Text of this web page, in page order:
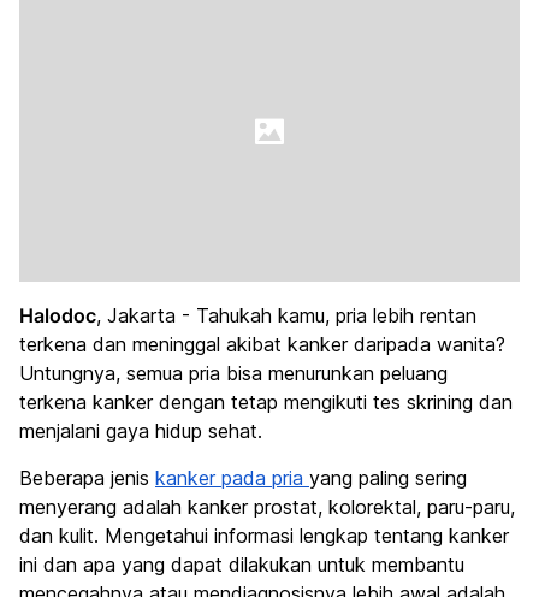
Halodoc, Jakarta - Tahukah kamu, pria lebih rentan
terkena dan meninggal akibat kanker daripada wanita?
Untungnya, semua pria bisa menurunkan peluang
terkena kanker dengan tetap mengikuti tes skrining dan
menjalani gaya hidup sehat.
Beberapa jenis kanker pada pria yang paling sering
menyerang adalah kanker prostat, kolorektal, paru-paru,
dan kulit. Mengetahui informasi lengkap tentang kanker
ini dan apa yang dapat dilakukan untuk membantu